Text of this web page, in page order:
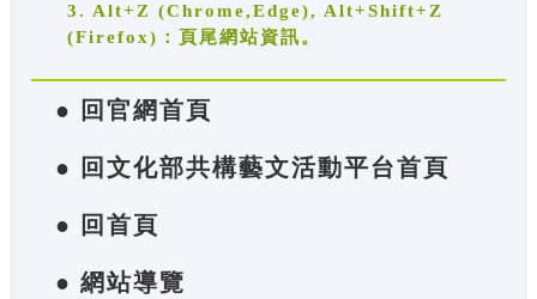
3. Alt+Z (Chrome,Edge), Alt+Shift+Z
(Firefox)：頁尾網站資訊。
● 回官網首頁
● 回文化部共構藝文活動平台首頁
● 回首頁
● 網站導覽